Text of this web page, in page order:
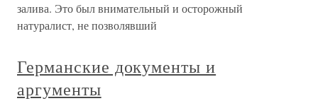
залива. Это был внимательный и осторожный
натуралист, не позволявший
Германские документы и
аргументы